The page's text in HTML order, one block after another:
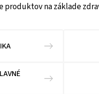
produktov na základe